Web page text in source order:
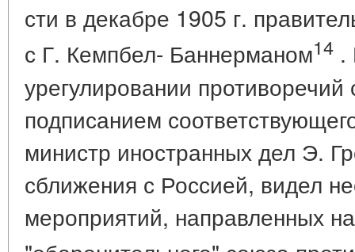
сти в декабре 1905 г.
с Г. Кемпбел- Баннерманом14 .
урегулировании
подписанием
министр иностранных дел Э.
сближения с Россией, видел
мероприятий, направленных